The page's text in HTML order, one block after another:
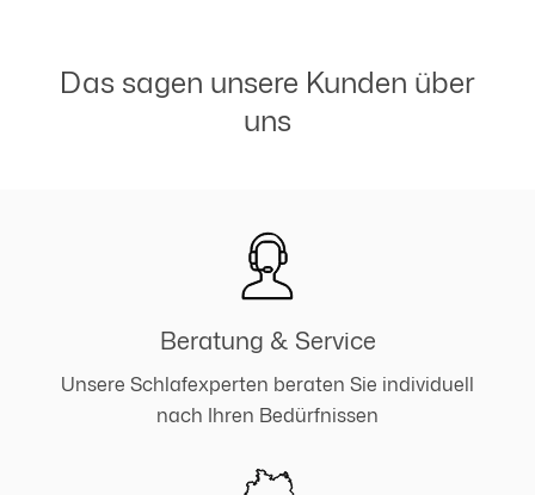
Das sagen unsere Kunden über
uns
Beratung & Service
Unsere Schlafexperten beraten Sie individuell
nach Ihren Bedürfnissen